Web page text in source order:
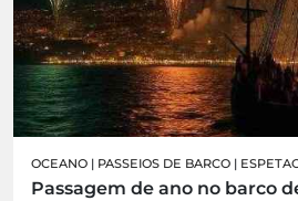
OCEANO | PASSEIOS DE BARCO |
Passagem de ano no barco